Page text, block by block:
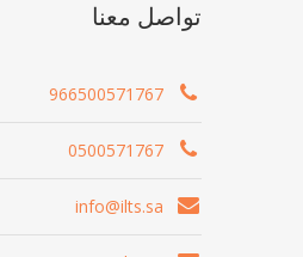
تواصل معنا
966500571767
0500571767
info@ilts.sa